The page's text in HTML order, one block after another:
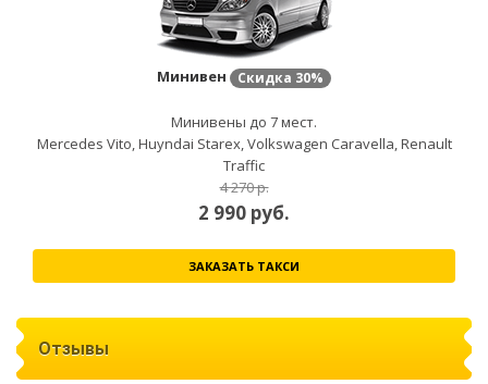
Минивен Скидка 30%
Минивены до 7 мест.
Mercedes Vito, Huyndai Starex, Volkswagen Caravella, Renault
Traffic
4 270 р.
2 990 руб.
ЗАКАЗАТЬ ТАКСИ
Отзывы